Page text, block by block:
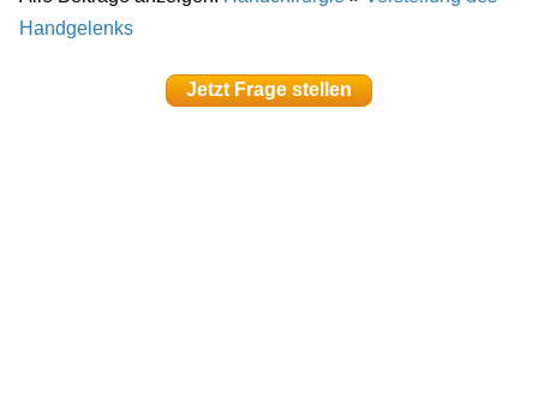
Handgelenks
Jetzt Frage stellen